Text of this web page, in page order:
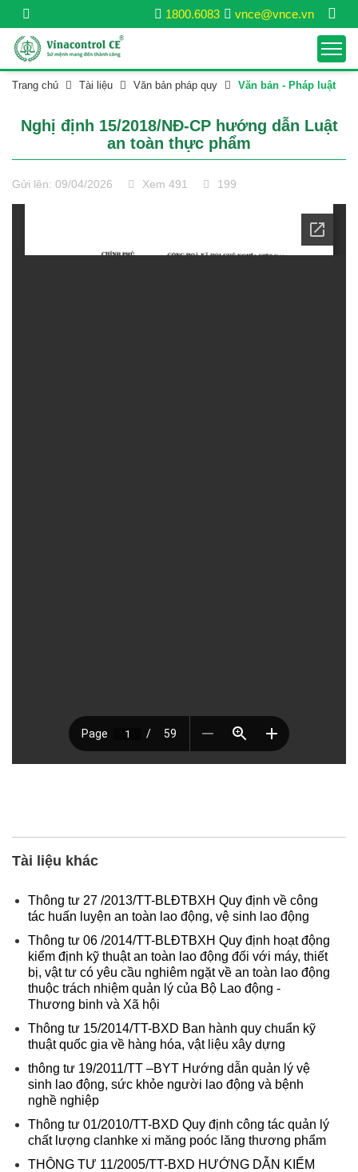
vnce@vnce.vn
1800.6083
Trang chủ Tài liệu Văn bản pháp quy Văn bản - Pháp luật
Nghị định 15/2018/NĐ-CP hướng dẫn Luật
an toàn thực phẩm
Gửi lên: 09/04/2026 Xem 491 199
Tài liệu khác
Thông tư 27 /2013/TT-BLĐTBXH Quy định về công
tác huấn luyện an toàn lao động, vệ sinh lao động
Thông tư 06 /2014/TT-BLĐTBXH Quy định hoạt động
kiểm định kỹ thuật an toàn lao động đối với máy, thiết
bị, vật tư có yêu cầu nghiêm ngặt về an toàn lao động
thuộc trách nhiệm quản lý của Bộ Lao động -
Thương binh và Xã hội
Thông tư 15/2014/TT-BXD Ban hành quy chuẩn kỹ
thuật quốc gia về hàng hóa, vật liệu xây dựng
thông tư 19/2011/TT –BYT Hướng dẫn quản lý vệ
sinh lao động, sức khỏe người lao động và bệnh
nghề nghiệp
Thông tư 01/2010/TT-BXD Quy định công tác quản lý
chất lượng clanhke xi măng poóc lăng thương phẩm
THÔNG TƯ 11/2005/TT-BXD HƯỚNG DẪN KIỂM